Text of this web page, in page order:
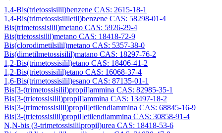
1,4-Bis(trietossisilil)benzene CAS: 2615-18-1
1,4-Bis(trimetossisililetil)benzene CAS: 58298-01-4
Bis(trimetossisilil)metano CAS: 5926-29-4
Bis(trietossisilil)metano CAS: 18418-72-9
Bis(clorodimetilsilil)metano CAS: 5357-38-0
Bis(dimetilmetossisilil)matano CAS: 18297-76-2
1,2-Bis(trimetossisilil)etano CAS: 18406-41-2
1,2-Bis(trietossisilil)etano CAS: 16068-37-4
1,6-Bis(trimetossisilil)esano CAS: 87135-01-1
Bis[3-(trimetossisilil)propil]ammina CAS: 82985-35-1
Bis[3-(trietossisilil)propil]ammina CAS: 13497-18-2
Bis[3-(trimetossisilil)propil]etilendiammina CAS: 68845-16-9
Bis[3-(trietossisilil)propil]etilendiammina CAS: 30858-91-4
N,N-bis (3-trimetossisililpropil)urea CAS: 18418-53-6